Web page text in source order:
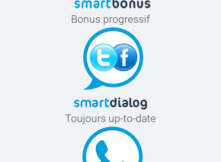
Bonus progressif
Toujours up-to-date